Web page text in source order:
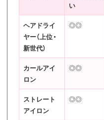
い
ヘアドライ
ヤー（上位・
新世代）
◎◎
カールアイ
ロン
◎◎
ストレート
アイロン
◎◎